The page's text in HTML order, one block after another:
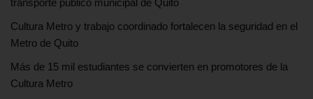
transporte público municipal de Quito
Cultura Metro y trabajo coordinado fortalecen la seguridad en el
Metro de Quito
Más de 15 mil estudiantes se convierten en promotores de la
Cultura Metro